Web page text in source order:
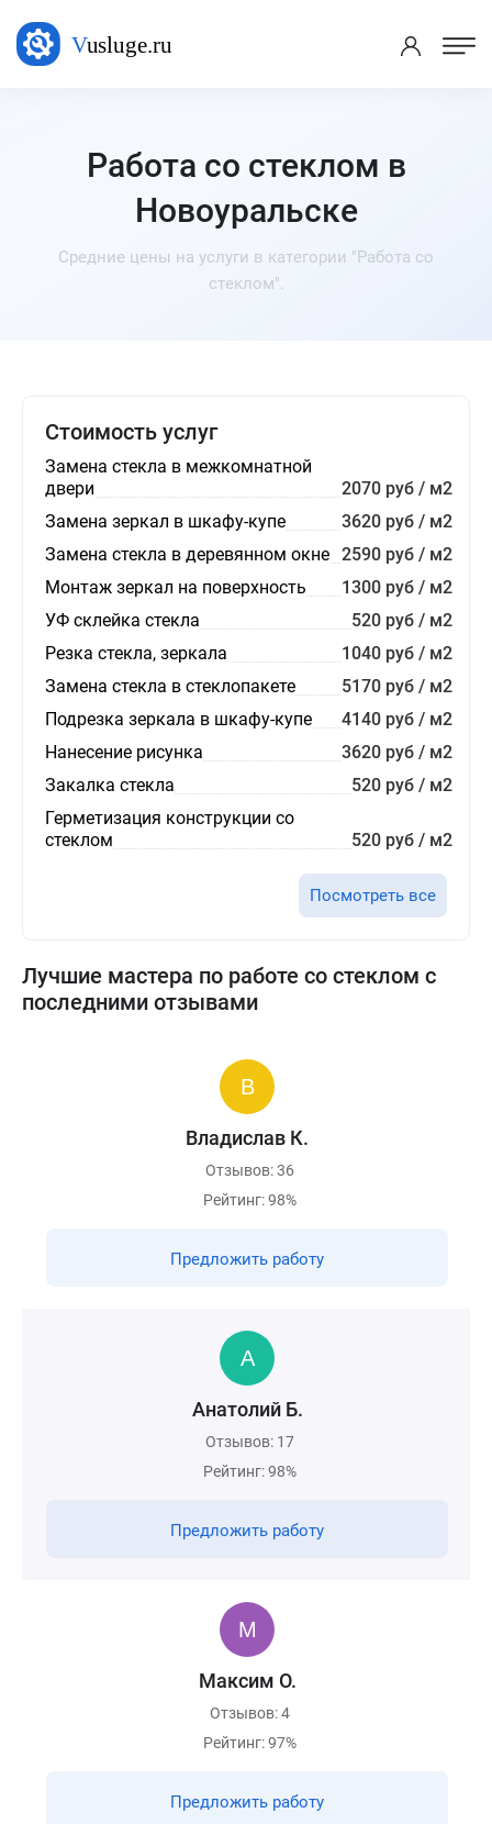
Работа со стеклом в
Новоуральске
Средние цены на услуги в категории "Работа со
стеклом".
Стоимость услуг
Замена стекла в межкомнатной
двери
2070 руб / м2
Замена зеркал в шкафу-купе
3620 руб / м2
Замена стекла в деревянном окне 2590 руб / м2
Монтаж зеркал на поверхность
1300 руб / м2
УФ склейка стекла
520 руб / м2
Резка стекла, зеркала
1040 руб / м2
Замена стекла в стеклопакете
5170 руб / м2
Подрезка зеркала в шкафу-купе
4140 руб / м2
Нанесение рисунка
3620 руб / м2
Закалка стекла
520 руб / м2
Герметизация конструкции со
стеклом
520 руб / м2
Посмотреть все
Лучшие мастера по работе со стеклом с
последними отзывами
Владислав К.
Отзывов: 36
Рейтинг: 98%
Предложить работу
Анатолий Б.
Отзывов: 17
Рейтинг: 98%
Предложить работу
Максим О.
Отзывов: 4
Рейтинг: 97%
Предложить работу